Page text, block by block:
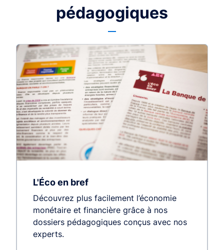
pédagogiques
L'Éco en bref
Découvrez plus facilement l’économie
monétaire et financière grâce à nos
dossiers pédagogiques conçus avec nos
experts.